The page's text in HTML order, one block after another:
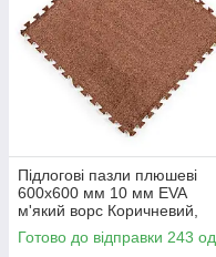
Підлогові пазли плюшеві
600х600 мм 10 мм EVA
м'який ворс Коричневий,
Килимок пазл для дитячої
60х60 см
Готово до відправки 243 од.